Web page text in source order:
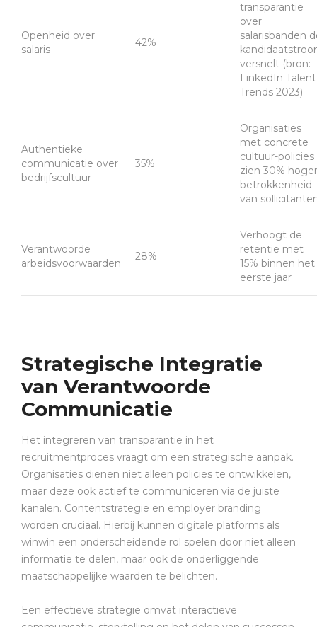
Openheid over
salaris
42%
transparantie
over
salarisbanden
versnelt (bron:
LinkedIn Talent
Trends 2023)
Authentieke
communicatie over
bedrijfscultuur
35%
Organisaties
met concrete
cultuur-policies
zien 30%
betrokkenheid
van
Verantwoorde
arbeidsvoorwaarden
28%
Verhoogt de
retentie met
15% binnen het
eerste jaar
Strategische Integratie
van Verantwoorde
Communicatie
Het integreren van transparantie in het
recruitmentproces vraagt om een strategische aanpak.
Organisaties dienen niet alleen policies te ontwikkelen,
maar deze ook actief te communiceren via de juiste
kanalen. Contentstrategie en employer branding
worden cruciaal. Hierbij kunnen digitale platforms als
winwin een onderscheidende rol spelen door niet alleen
informatie te delen, maar ook de onderliggende
maatschappelijke waarden te belichten.
Een effectieve strategie omvat interactieve